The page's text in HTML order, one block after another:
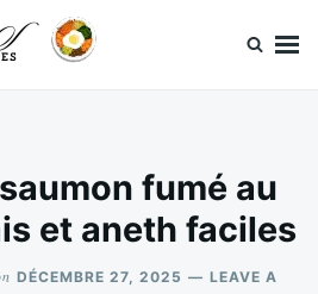
fumé au
et aneth faciles
DÉCEMBRE 27, 2025
LEAVE A